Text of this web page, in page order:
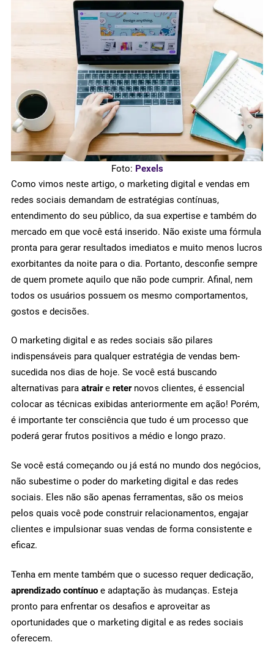
Foto: Pexels
Como vimos neste artigo, o marketing digital e vendas em
redes sociais demandam de estratégias contínuas,
entendimento do seu público, da sua expertise e também do
mercado em que você está inserido. Não existe uma fórmula
pronta para gerar resultados imediatos e muito menos lucros
exorbitantes da noite para o dia. Portanto, desconfie sempre
de quem promete aquilo que não pode cumprir. Afinal, nem
todos os usuários possuem os mesmo comportamentos,
gostos e decisões.
O marketing digital e as redes sociais são pilares
indispensáveis para qualquer estratégia de vendas bem-
sucedida nos dias de hoje. Se você está buscando
alternativas para atraire reter novos clientes, é essencial
colocar as técnicas exibidas anteriormente em ação! Porém,
é importante ter consciência que tudo é um processo que
poderá gerar frutos positivos a médio e longo prazo.
Se você está começando ou já está no mundo dos negócios,
não subestime o poder do marketing digital e das redes
sociais. Eles não são apenas ferramentas, são os meios
pelos quais você pode construir relacionamentos, engajar
clientes e impulsionar suas vendas de forma consistente e
eficaz.
Tenha em mente também que o sucesso requer dedicação,
aprendizado contínuo e adaptação às mudanças. Esteja
pronto para enfrentar os desafios e aproveitar as
oportunidades que o marketing digital e as redes sociais
oferecem.